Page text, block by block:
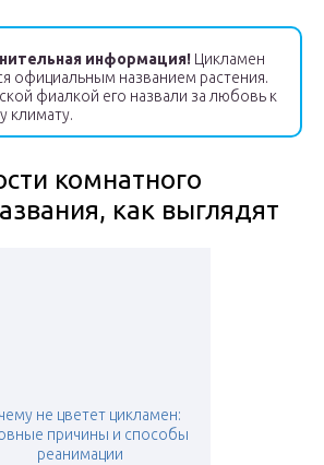
информация! Цикламен
официальным названием растения.
фиалкой его назвали за любовь к
климату.
комнатного
как выглядят
не цветет цикламен:
причины и способы
реанимации